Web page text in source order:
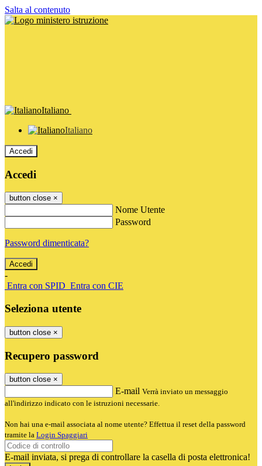
Salta al contenuto
Italiano
Italiano
Accedi
Accedi
button close ×
Nome Utente
Password
Password dimenticata?
-
Entra con SPID Entra con CIE
Seleziona utente
button close ×
Recupero password
button close ×
E-mail Verrà inviato un messaggio
all'indirizzo indicato con le istruzioni necessarie.
Non hai una e-mail associata al nome utente? Effettua il reset della password
tramite la Login Spaggiari
E-mail inviata, si prega di controllare la casella di posta elettronica!